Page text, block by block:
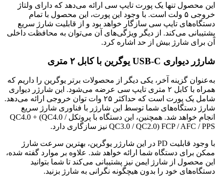
این محصول تنها یک پورت تایپ سی ارائه می‌دهد که دارای ولتاژ
خروجی ۵ ولت است. با وجود این پورت، این محصول با تمام
دستگاه‌های تایپ سی سازگار خواهد بود و از قابلیت شارژ سریع
پشتیبانی می‌کند. از دیگر ویژگی‌های آن می‌توان به محافظت داخلی
آن برای شارژ بیش از حد اشاره کرد.
شارژر دیواری USB-C یوگرین با کابل ۲ متری
به‌عنوان گزینه آخر، یکی دیگر از محصولات برتر یوگرین را داریم که
همراه با کابل ۲ متری تایپ سی عرضه می‌شود. این شارژر دیواری
شامل یک پورت است که حداکثر ۲۵ وات توان خروجی ارائه می‌دهد.
شارژ دستگاه‌های شما توسط این شارژر با فناوری شارژ سریع
انجام خواهد شد. همچنین، این دستگاه با پروتکل QC4.0 + (QC4.0 /
QC3.0 / QC2.0) FCP / AFC / PPS نیز سازگاری دارد.
با وجود قابلیت PD در این شارژر یوگرین، بهترین سرعت شارژ
ممکن برای دستگاه شما ارائه خواهد شد. علاوه بر موارد گفته شده،
این محصول از شارژ ایمن نیز پشتیبانی می‌کند تا شما بتوانید
دستگاه‌های خود را بدون هیچگونه نگرانی به شارژ بزنید.